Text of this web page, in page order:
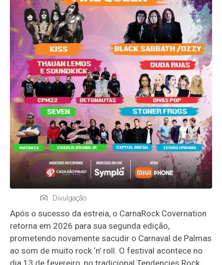
Divulgação
Após o sucesso da estreia, o CarnaRock Covernation
retorna em 2026 para sua segunda edição,
prometendo novamente sacudir o Carnaval de Palmas
ao som de muito rock ‘n’ roll. O festival acontece no
dia 13 de fevereiro, no tradicional Tendencies Rock